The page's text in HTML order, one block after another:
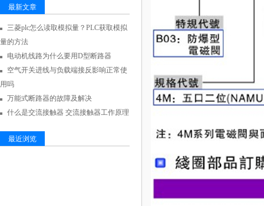
最新文章
三菱plc怎么读取模拟量？PLC获取模拟
量的方法
电动机线路为什么要用D型断路器
空气开关进线与负载端接反影响正常使
用吗
万能式断路器的故障及解决
什么是交流接触器 交流接触器工作原理
最近浏览